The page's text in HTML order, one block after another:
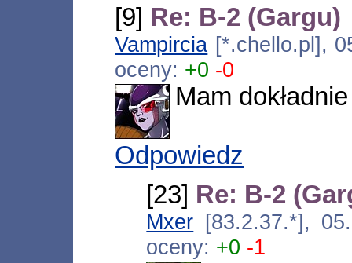
[9] Re: B-2 (Gargu)
Vampircia [*.chello.pl],
oceny: +0 -0
Mam
Odpowiedz
[23] Re: B-2
Mxer [83.2.37.*],
oceny: +0 -1